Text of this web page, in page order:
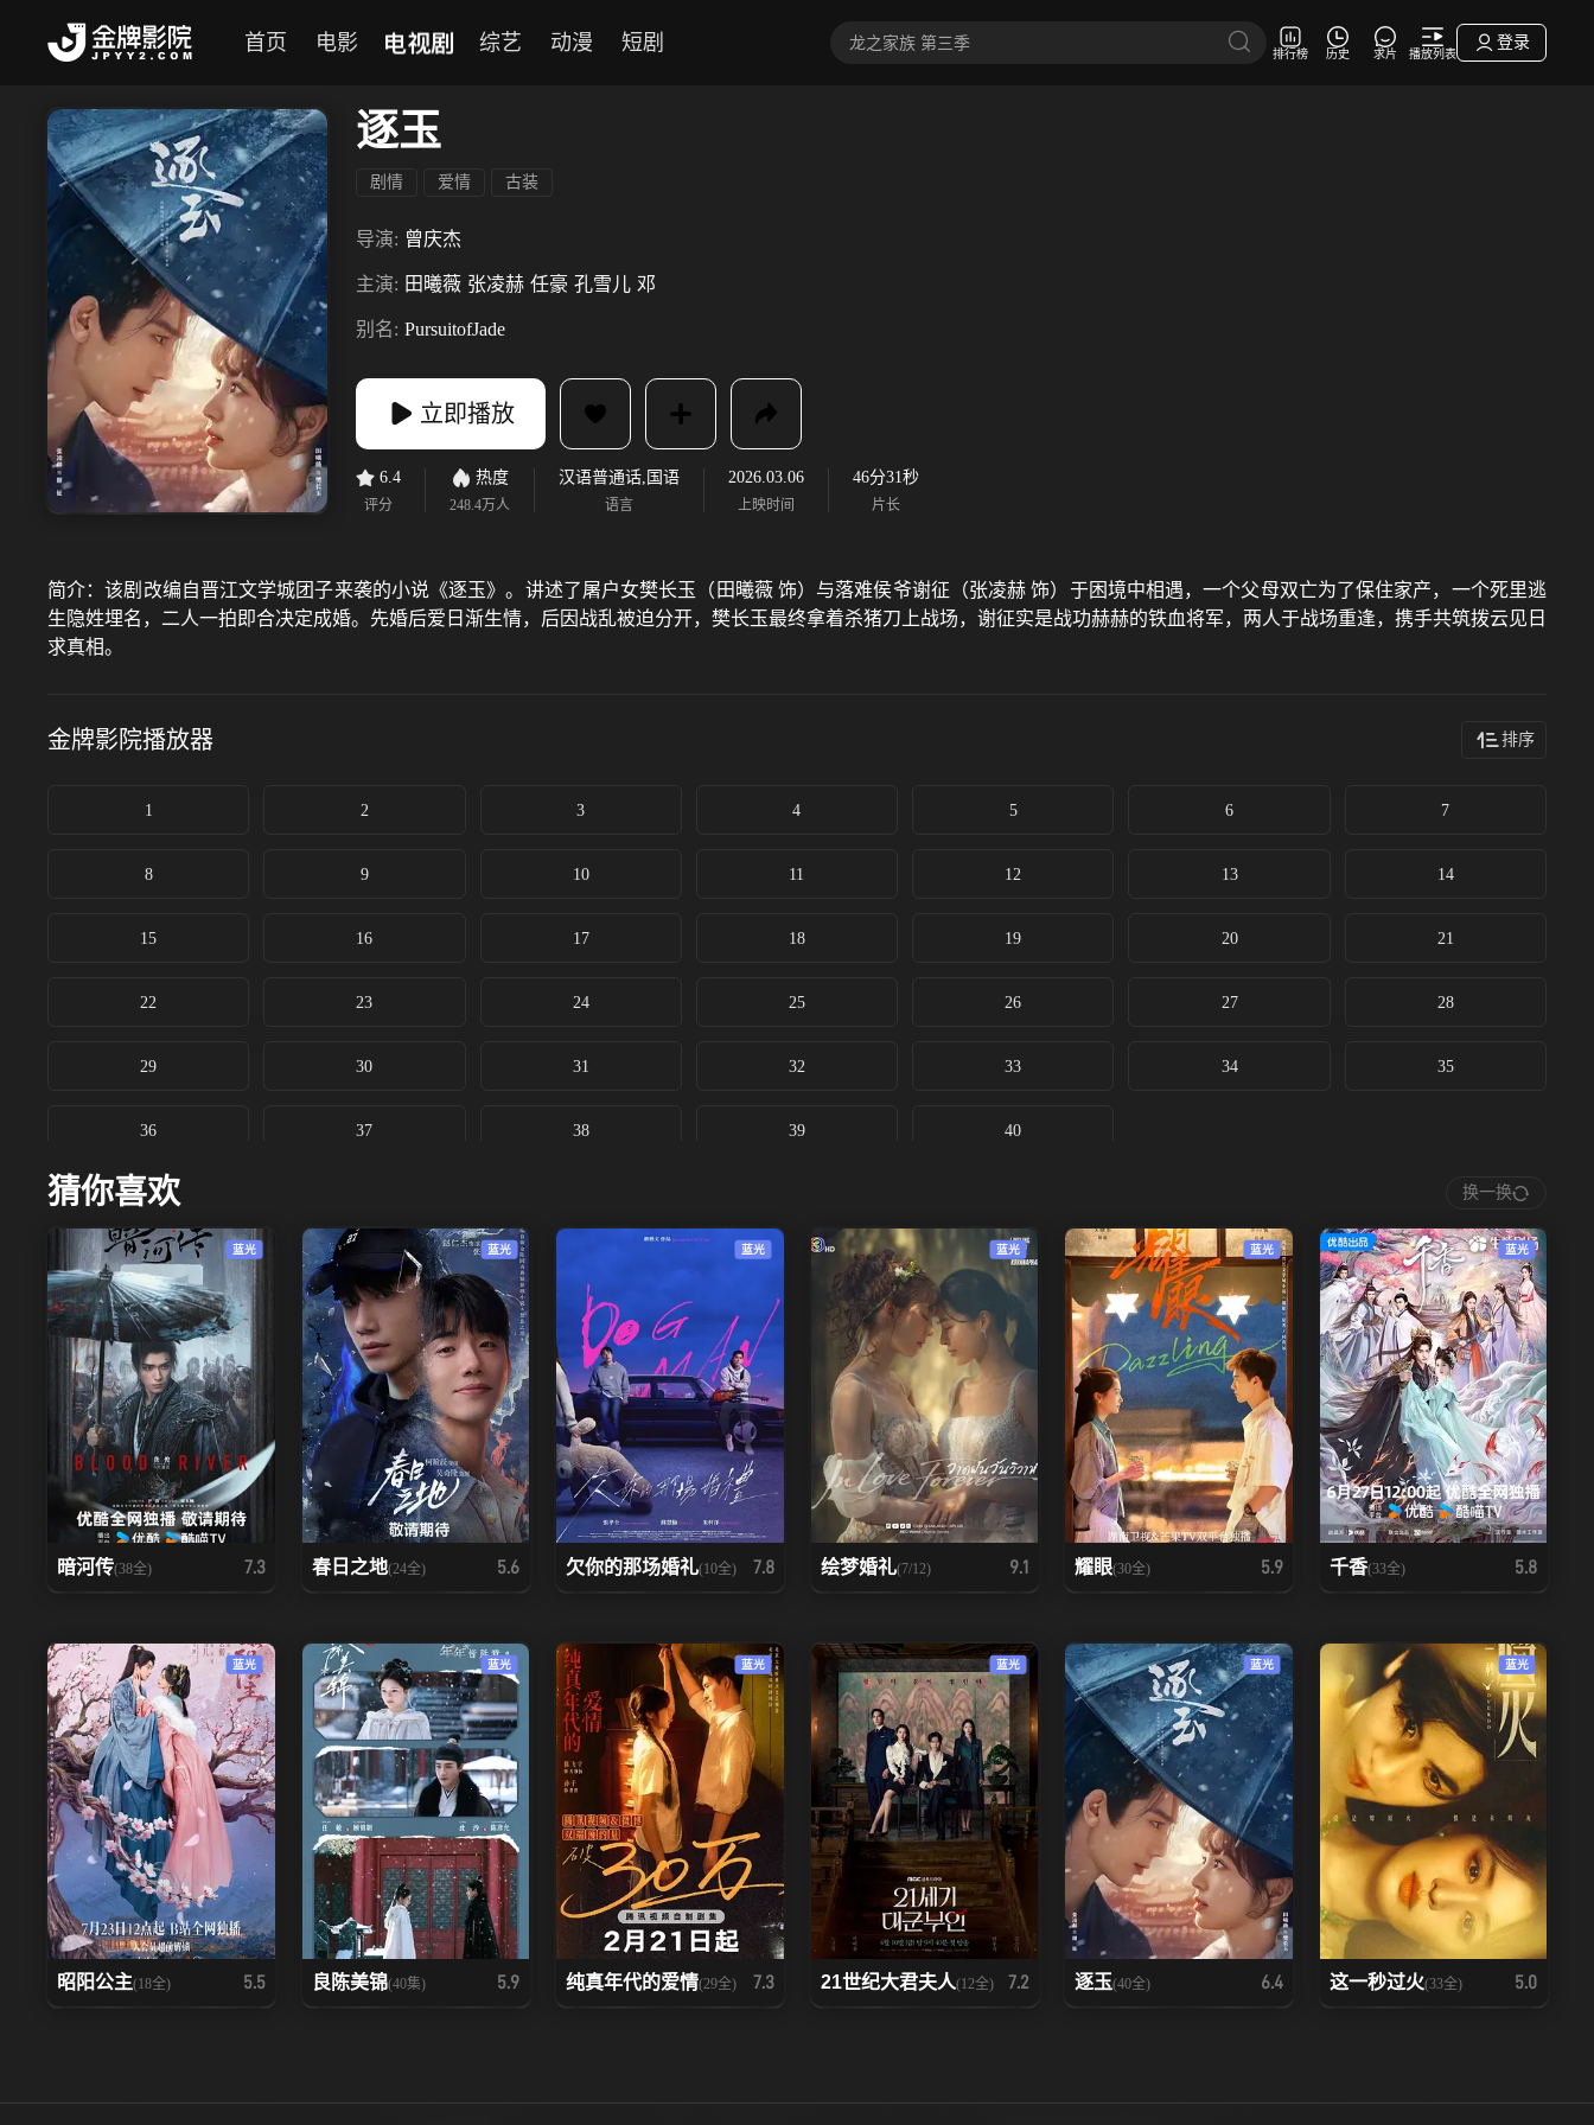
首页 电影 电视剧 综艺 动漫 短剧 排行榜 历史 求片 播放列表
登录
逐玉
剧情 爱情 古装
导演: 曾庆杰
主演: 田曦薇 张凌赫 任豪 孔雪儿 邓
别名: PursuitofJade
立即播放
6.4
评分
热度
248.4万人
汉语普通话,国语
语言
2026.03.06
上映时间
46分31秒
片长
简介：该剧改编自晋江文学城团子来袭的小说《逐玉》。讲述了屠户女樊长玉（田曦薇 饰）与落难侯爷谢征（张凌赫 饰）于困境中相遇，一个父母双亡为了保住家产，一个死里逃
生隐姓埋名，二人一拍即合决定成婚。先婚后爱日渐生情，后因战乱被迫分开，樊长玉最终拿着杀猪刀上战场，谢征实是战功赫赫的铁血将军，两人于战场重逢，携手共筑拨云见日
求真相。
金牌影院播放器 排序
1 2 3 4 5 6 7
8 9 10 11 12 13 14
15 16 17 18 19 20 21
22 23 24 25 26 27 28
29 30 31 32 33 34 35
36 37 38 39 40
猜你喜欢 换一换
蓝光
暗河传(38全) 7.3
蓝光
春日之地(24全) 5.6
蓝光
欠你的那场婚礼(10全) 7.8
蓝光
绘梦婚礼(7/12) 9.1
蓝光
耀眼(30全) 5.9
蓝光
千香(33全) 5.8
蓝光
昭阳公主(18全) 5.5
蓝光
良陈美锦(40集) 5.9
蓝光
纯真年代的爱情(29全) 7.3
蓝光
21世纪大君夫人(12全) 7.2
蓝光
逐玉(40全) 6.4
蓝光
这一秒过火(33全) 5.0